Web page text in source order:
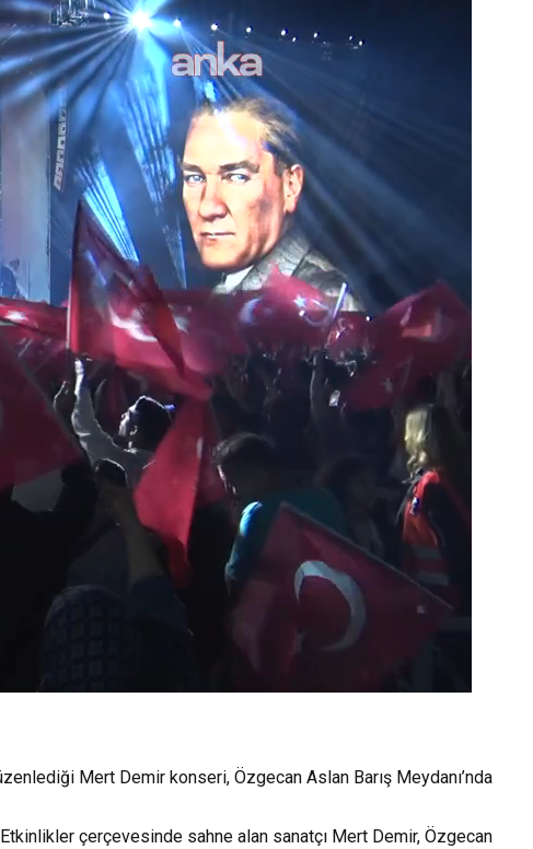
Mert Demir konseri, Özgecan Aslan Barış Meydanı’nda
çerçevesinde sahne alan sanatçı Mert Demir, Özgecan